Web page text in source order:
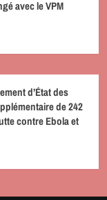
avec le VPM
d’État des
de 242
contre Ebola et